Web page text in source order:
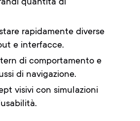
rapidamente diverse
e interfacce.
di comportamento e
di navigazione.
visivi con simulazioni